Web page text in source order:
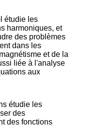
étudie les
harmoniques, et
des problèmes
dans les
et de la
liée à l'analyse
aux
étudie les
des
des fonctions